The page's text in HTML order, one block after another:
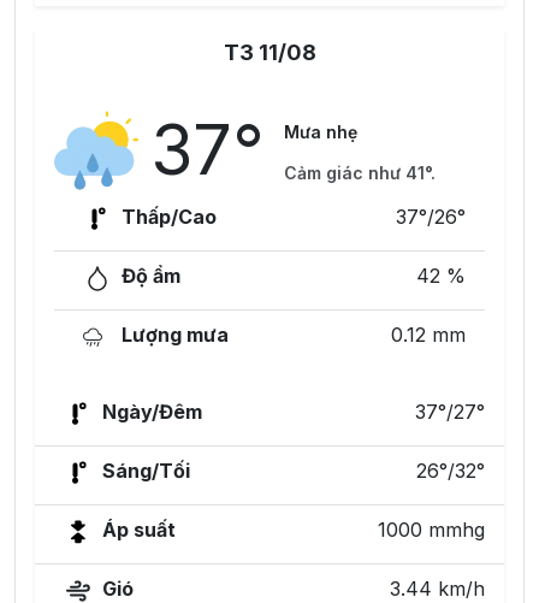
T3 11/08
37°
Mưa nhẹ
Cảm giác như 41°.
Thấp/Cao 37°/26°
Độ ẩm 42 %
Lượng mưa 0.12 mm
Ngày/Đêm 37°/27°
Sáng/Tối 26°/32°
Áp suất 1000 mmhg
Gió 3.44 km/h